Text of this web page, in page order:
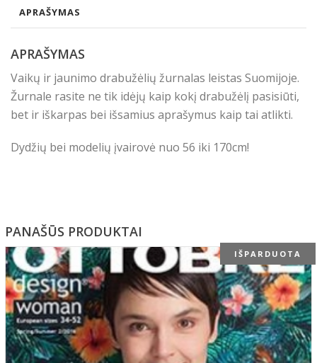
APRAŠYMAS
APRAŠYMAS
Vaikų ir jaunimo drabužėlių žurnalas leistas Suomijoje.
Žurnale rasite ne tik idėjų kaip kokį drabužėlį pasisiūti,
bet ir iškarpas bei išsamius aprašymus kaip tai atlikti.
Dydžių bei modelių įvairovė nuo 56 iki 170cm!
PANAŠŪS PRODUKTAI
IŠPARDUOTA